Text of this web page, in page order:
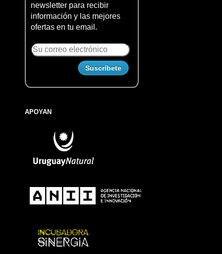
newsletter para recibir
información y las mejores
ofertas en tu email.
APOYAN